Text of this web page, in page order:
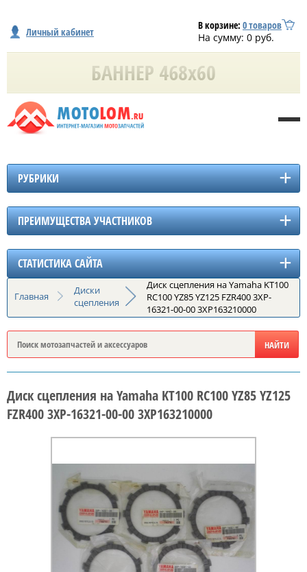
Личный кабинет В корзине: 0товаров
На сумму: 0 руб.
РУБРИКИ
ПРЕИМУЩЕСТВА УЧАСТНИКОВ
СТАТИСТИКА САЙТА
Главная
Диски
сцепления
Диск сцепления на Yamaha KT100
RC100 YZ85 YZ125 FZR400 3XP-
16321-00-00 3XP163210000
Диск сцепления на Yamaha KT100 RC100 YZ85 YZ125
FZR400 3XP-16321-00-00 3XP163210000